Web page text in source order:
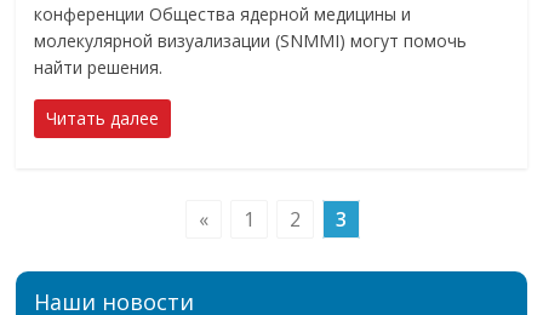
конференции Общества ядерной медицины и
молекулярной визуализации (SNMMI) могут помочь
найти решения.
Читать далее
« 1 2 3
Наши новости